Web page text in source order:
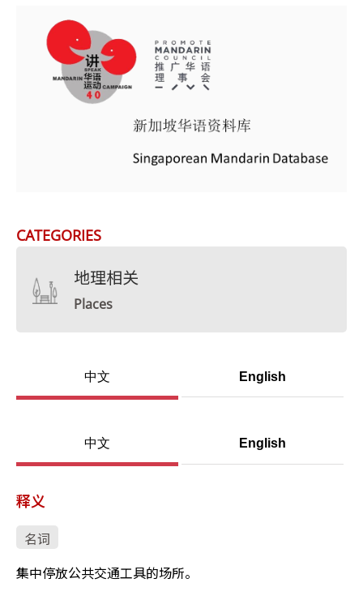
CATEGORIES
地理相关
Places
中文 English
中文 English
释义
名词
集中停放公共交通工具的场所。